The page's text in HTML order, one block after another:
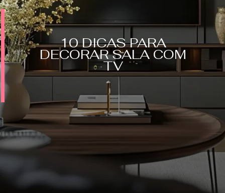
10 DICAS PARA
DECORAR SALA COM
TV